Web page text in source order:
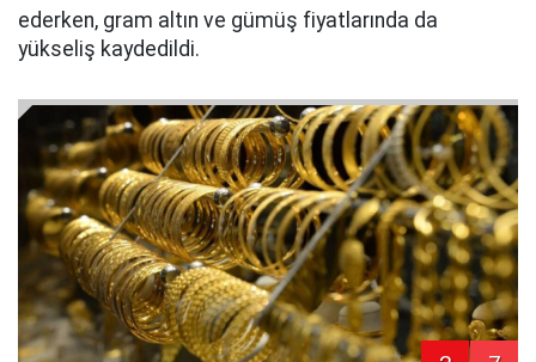
ederken, gram altın ve gümüş fiyatlarında da
yükseliş kaydedildi.